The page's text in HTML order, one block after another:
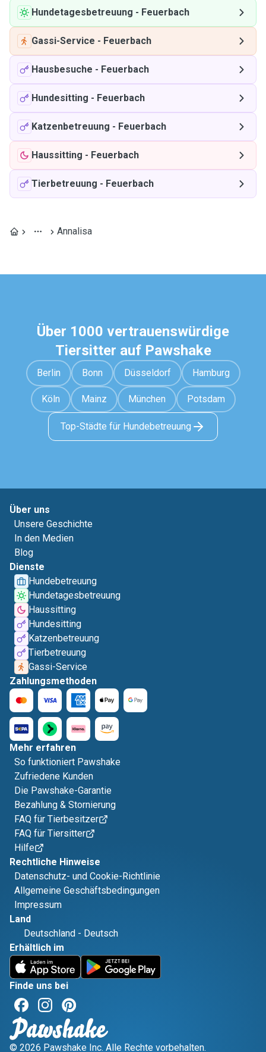
Hundetagesbetreuung - Feuerbach
Gassi-Service - Feuerbach
Hausbesuche - Feuerbach
Hundesitting - Feuerbach
Katzenbetreuung - Feuerbach
Haussitting - Feuerbach
Tierbetreuung - Feuerbach
Annalisa
Über 1000 vertrauenswürdige
Tiersitter auf Pawshake
Berlin Bonn Düsseldorf Hamburg
Köln Mainz München Potsdam
Top-Städte für Hundebetreuung
Über uns
Unsere Geschichte
In den Medien
Blog
Dienste
Hundebetreuung
Hundetagesbetreuung
Haussitting
Hundesitting
Katzenbetreuung
Tierbetreuung
Gassi-Service
Zahlungsmethoden
Mehr erfahren
So funktioniert Pawshake
Zufriedene Kunden
Die Pawshake-Garantie
Bezahlung & Stornierung
FAQ für Tierbesitzer
FAQ für Tiersitter
Hilfe
Rechtliche Hinweise
Datenschutz- und Cookie-Richtlinie
Allgemeine Geschäftsbedingungen
Impressum
Land
Deutschland - Deutsch
Erhältlich im
Finde uns bei
© 2026 Pawshake Inc. Alle Rechte vorbehalten.